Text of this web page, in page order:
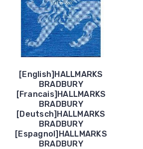
[English]HALLMARKS
BRADBURY
[Francais]HALLMARKS
BRADBURY
[Deutsch]HALLMARKS
BRADBURY
[Espagnol]HALLMARKS
BRADBURY